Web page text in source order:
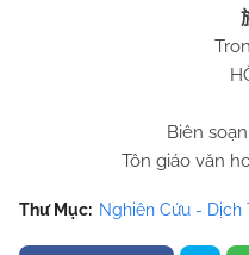
Biên
Tôn giáo văn
Thư Mục: Nghiên Cứu - Dịch